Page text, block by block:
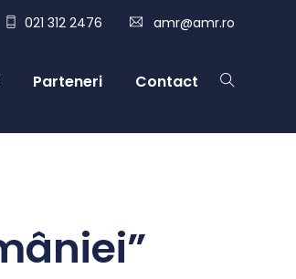
021 312 2476 amr@amr.ro
Parteneri Contact